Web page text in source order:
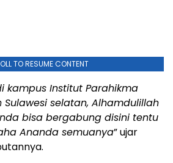
TO RESUME CONTENT
kampus Institut Parahikma
Sulawesi selatan, Alhamdulillah
bisa bergabung disini tentu
Ananda semuanya” ujar